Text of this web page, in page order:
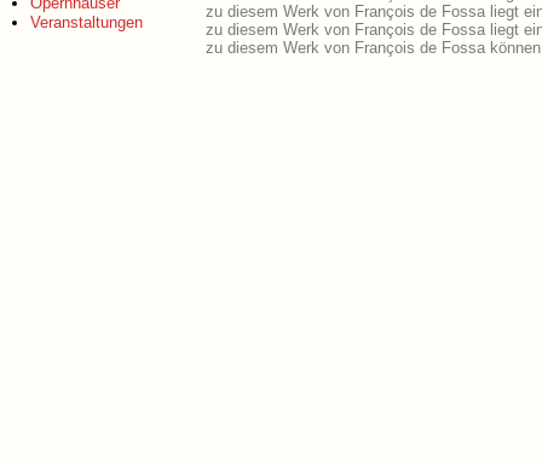
Veranstaltungen
zu diesem Werk von François de Fossa liegt
zu diesem Werk von François de Fossa liegt
zu diesem Werk von François de Fossa